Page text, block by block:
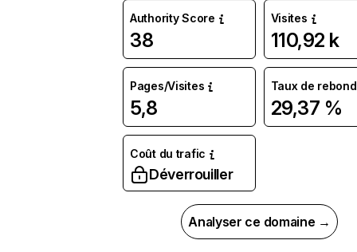
Authority Score
38
Visites
110,92 k
Pages/Visites
5,8
Taux de rebond
29,37 %
Coût du trafic
Déverrouiller
Analyser ce domaine →